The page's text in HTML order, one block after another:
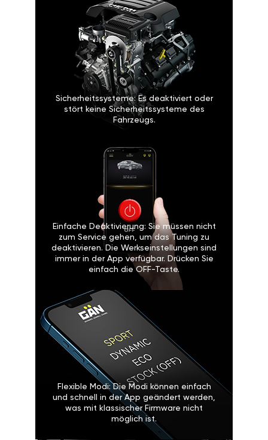
Sicherheitssysteme: Es deaktiviert oder
stört keine Sicherheitssysteme des
Fahrzeugs.
Einfache Deaktivierung: Sie müssen nicht
zum Service gehen, um das Tuning zu
deaktivieren. Die Werkseinstellungen sind
immer in der App verfügbar. Drücken Sie
einfach die OFF-Taste.
Flexible Modi: Die Modi können einfach
und schnell in der App geändert werden,
was mit klassischer Firmware nicht
möglich ist.